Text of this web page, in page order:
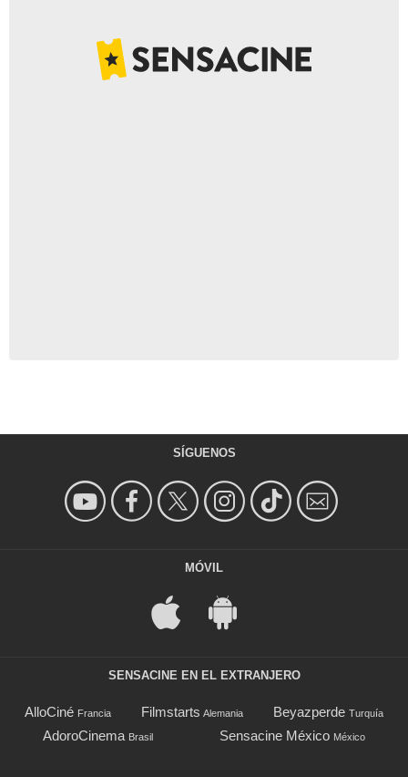
SÍGUENOS
MÓVIL
SENSACINE EN EL EXTRANJERO
AlloCiné Francia Filmstarts Alemania Beyazperde Turquía
AdoroCinema Brasil Sensacine México México